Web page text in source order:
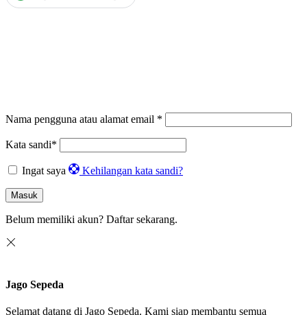
Nama pengguna atau alamat email *
Kata sandi*
Ingat saya Kehilangan kata sandi?
Masuk
Belum memiliki akun? Daftar sekarang.
Jago Sepeda
Selamat datang di Jago Sepeda. Kami siap membantu semua